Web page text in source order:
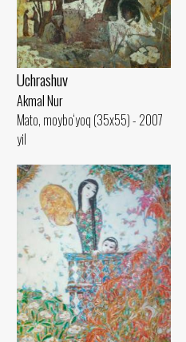
Uchrashuv
Akmal Nur
Mato, moybo‘yoq (35x55) - 2007
yil